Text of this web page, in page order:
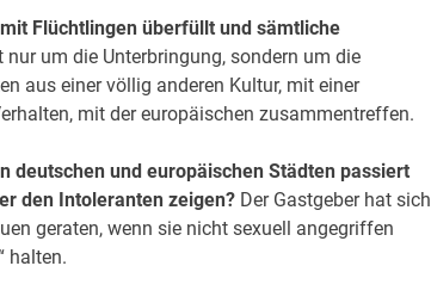
Flüchtlingen überfüllt und sämtliche
nur um die Unterbringung, sondern um die
aus einer völlig anderen Kultur, mit einer
mit der europäischen zusammentreffen.
deutschen und europäischen Städten passiert
den Intoleranten zeigen?Der Gastgeber hat sich
geraten, wenn sie nicht sexuell angegriffen
halten.